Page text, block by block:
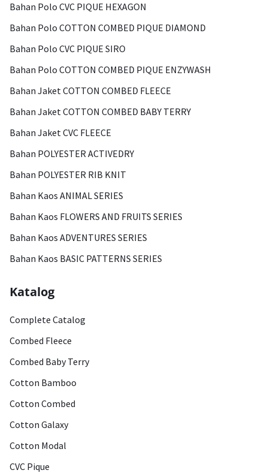
Bahan Polo CVC PIQUE HEXAGON
Bahan Polo COTTON COMBED PIQUE DIAMOND
Bahan Polo CVC PIQUE SIRO
Bahan Polo COTTON COMBED PIQUE ENZYWASH
Bahan Jaket COTTON COMBED FLEECE
Bahan Jaket COTTON COMBED BABY TERRY
Bahan Jaket CVC FLEECE
Bahan POLYESTER ACTIVEDRY
Bahan POLYESTER RIB KNIT
Bahan Kaos ANIMAL SERIES
Bahan Kaos FLOWERS AND FRUITS SERIES
Bahan Kaos ADVENTURES SERIES
Bahan Kaos BASIC PATTERNS SERIES
Katalog
Complete Catalog
Combed Fleece
Combed Baby Terry
Cotton Bamboo
Cotton Combed
Cotton Galaxy
Cotton Modal
CVC Pique